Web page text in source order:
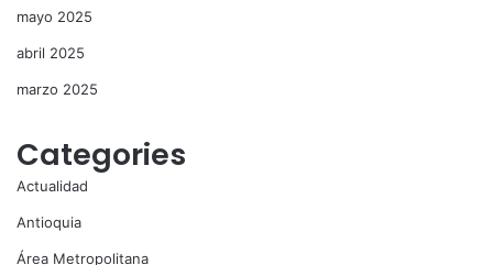
mayo 2025
abril 2025
marzo 2025
Categories
Actualidad
Antioquia
Área Metropolitana